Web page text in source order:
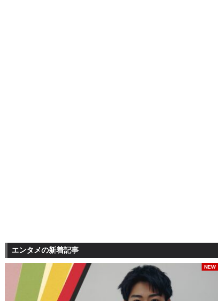
エンタメの新着記事
NEW